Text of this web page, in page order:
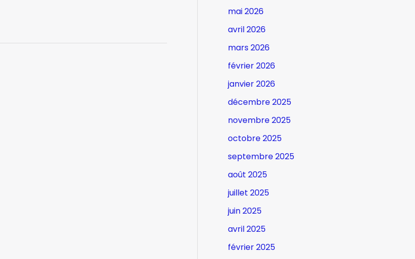
mai 2026
avril 2026
mars 2026
février 2026
janvier 2026
décembre 2025
novembre 2025
octobre 2025
septembre 2025
août 2025
juillet 2025
juin 2025
avril 2025
février 2025